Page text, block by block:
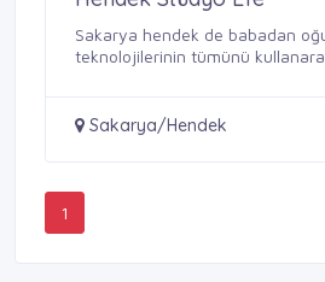
Sakarya hendek de babadan
teknolojilerinin tümünü kullanarak
Sakarya/Hendek
1